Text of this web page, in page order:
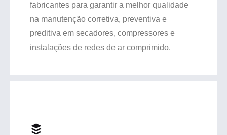
fabricantes para garantir a melhor qualidade
na manutenção corretiva, preventiva e
preditiva em secadores, compressores e
instalações de redes de ar comprimido.